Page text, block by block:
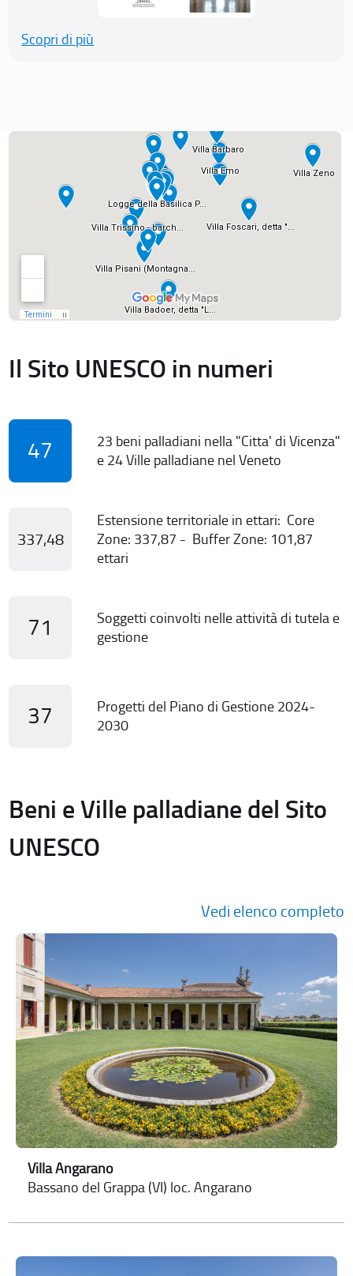
Scopri di più
Il Sito UNESCO in numeri
47
23 beni palladiani nella "Citta' di Vicenza"
e 24 Ville palladiane nel Veneto
337,48
Estensione territoriale in ettari: Core
Zone: 337,87 - Buffer Zone: 101,87
ettari
71
Soggetti coinvolti nelle attività di tutela e
gestione
37
Progetti del Piano di Gestione 2024-
2030
Beni e Ville palladiane del Sito
UNESCO
Vedi elenco completo
Villa Angarano
Bassano del Grappa (VI) loc. Angarano